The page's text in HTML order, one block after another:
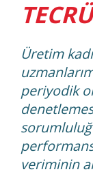
Üretim
periyodik
veriminin